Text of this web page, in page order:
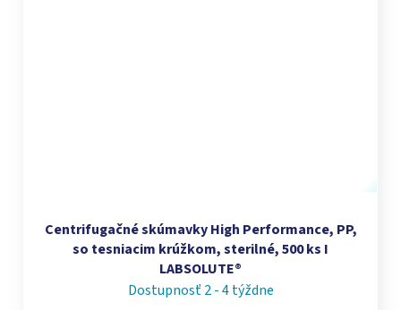
Centrifugačné skúmavky High Performance, PP,
so tesniacim krúžkom, sterilné, 500 ks I
LABSOLUTE®
Dostupnosť 2 - 4 týždne